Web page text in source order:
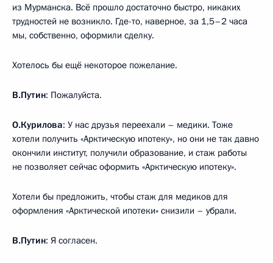
из Мурманска. Всё прошло достаточно быстро, никаких
трудностей не возникло. Где-то, наверное, за 1,5–2 часа
мы, собственно, оформили сделку.
Хотелось бы ещё некоторое пожелание.
В.Путин: Пожалуйста.
О.Курилова: У нас друзья переехали – медики. Тоже
хотели получить «Арктическую ипотеку», но они не так давно
окончили институт, получили образование, и стаж работы
не позволяет сейчас оформить «Арктическую ипотеку».
Хотели бы предложить, чтобы стаж для медиков для
оформления «Арктической ипотеки» снизили – убрали.
В.Путин: Я согласен.